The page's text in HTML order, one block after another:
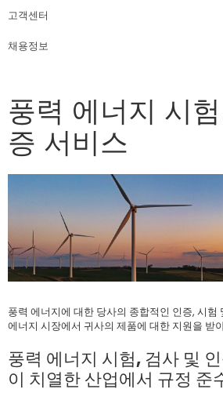
고객센터
채용정보
풍력 에너지 시
증 서비스
풍력 에너지에 대한 당사의 종합적인 인증, 시험
에너지 시장에서 귀사의 제품에 대한 지원을 받
풍력 에너지 시험, 검사 및
이 치열한 산업에서 규정 준